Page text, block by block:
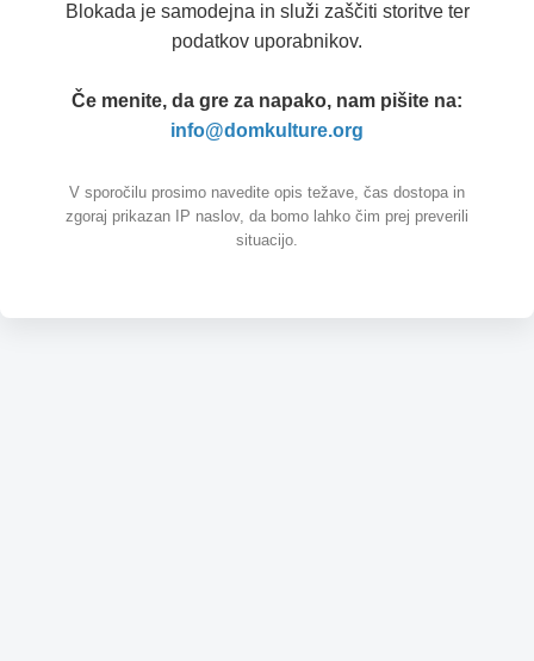
Blokada je samodejna in služi zaščiti storitve ter
podatkov uporabnikov.
Če menite, da gre za napako, nam pišite na:
info@domkulture.org
V sporočilu prosimo navedite opis težave, čas dostopa in
zgoraj prikazan IP naslov, da bomo lahko čim prej preverili
situacijo.